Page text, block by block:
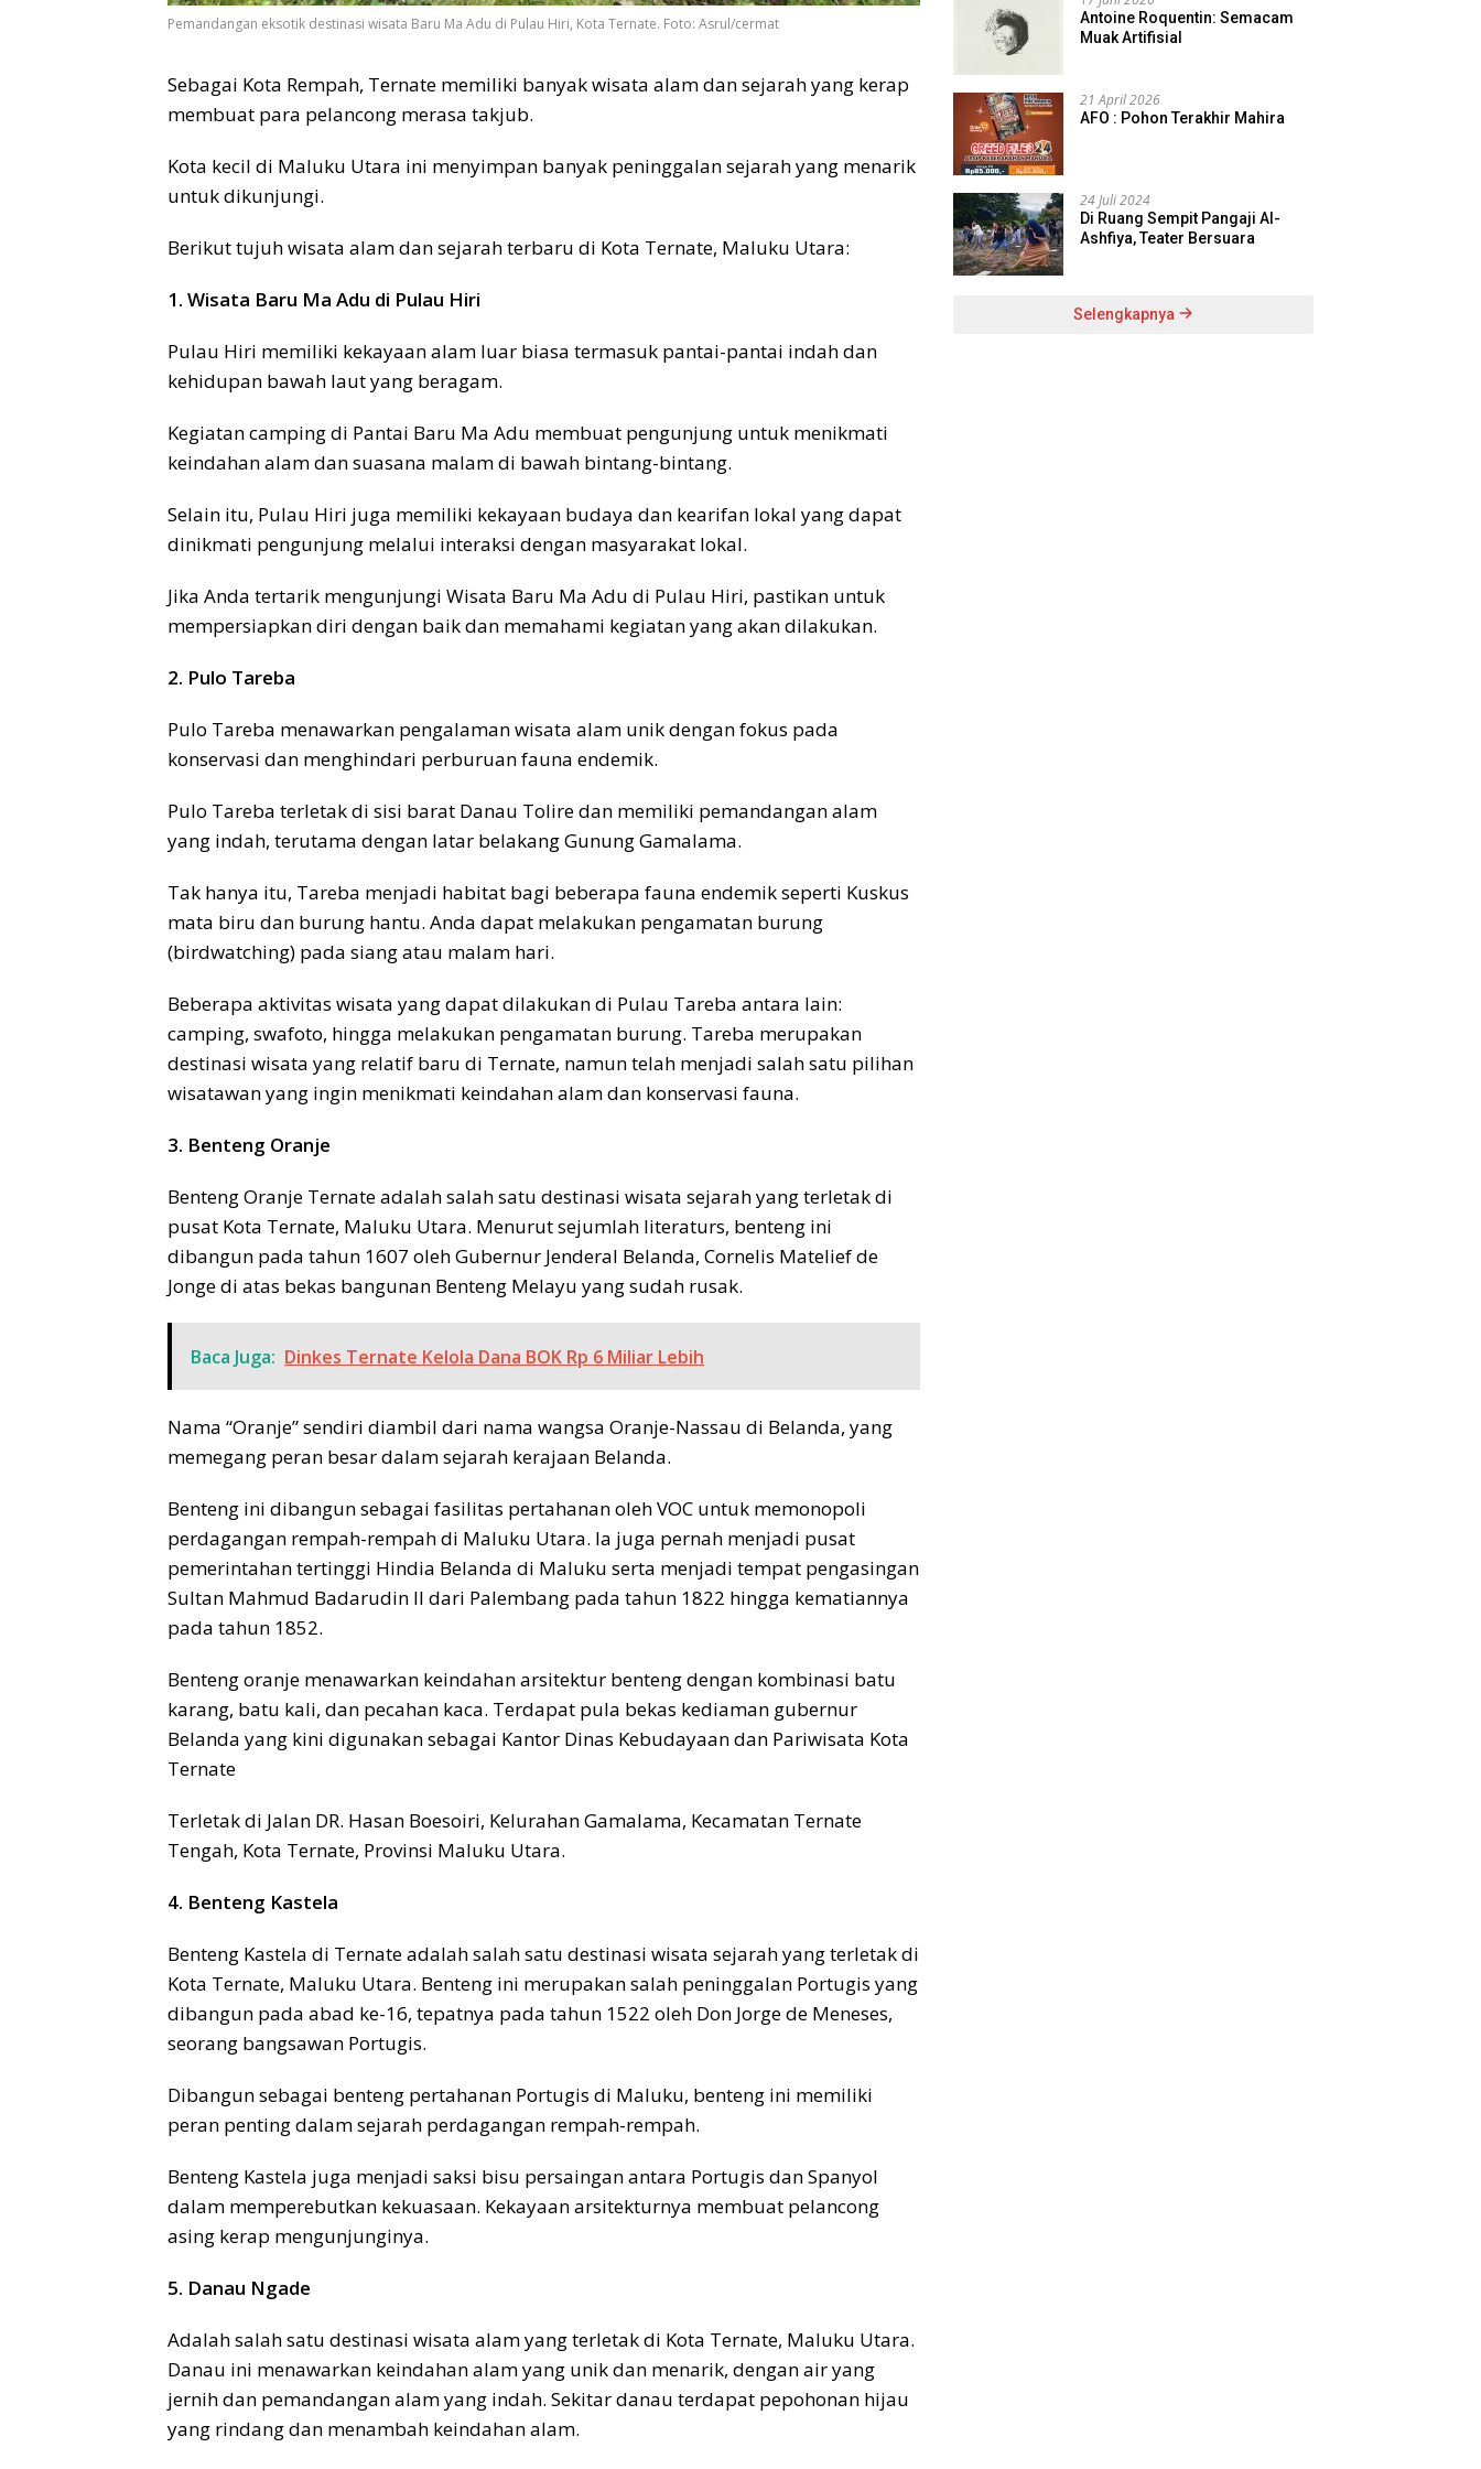
Pemandangan eksotik destinasi wisata Baru Ma Adu di Pulau Hiri, Kota Ternate. Foto: Asrul/cermat
Sebagai Kota Rempah, Ternate memiliki banyak wisata alam dan sejarah yang kerap
membuat para pelancong merasa takjub.
Kota kecil di Maluku Utara ini menyimpan banyak peninggalan sejarah yang menarik
untuk dikunjungi.
Berikut tujuh wisata alam dan sejarah terbaru di Kota Ternate, Maluku Utara:
1. Wisata Baru Ma Adu di Pulau Hiri
Pulau Hiri memiliki kekayaan alam luar biasa termasuk pantai-pantai indah dan
kehidupan bawah laut yang beragam.
Kegiatan camping di Pantai Baru Ma Adu membuat pengunjung untuk menikmati
keindahan alam dan suasana malam di bawah bintang-bintang.
Selain itu, Pulau Hiri juga memiliki kekayaan budaya dan kearifan lokal yang dapat
dinikmati pengunjung melalui interaksi dengan masyarakat lokal.
Jika Anda tertarik mengunjungi Wisata Baru Ma Adu di Pulau Hiri, pastikan untuk
mempersiapkan diri dengan baik dan memahami kegiatan yang akan dilakukan.
2. Pulo Tareba
Pulo Tareba menawarkan pengalaman wisata alam unik dengan fokus pada
konservasi dan menghindari perburuan fauna endemik.
Pulo Tareba terletak di sisi barat Danau Tolire dan memiliki pemandangan alam
yang indah, terutama dengan latar belakang Gunung Gamalama.
Tak hanya itu, Tareba menjadi habitat bagi beberapa fauna endemik seperti Kuskus
mata biru dan burung hantu. Anda dapat melakukan pengamatan burung
(birdwatching) pada siang atau malam hari.
Beberapa aktivitas wisata yang dapat dilakukan di Pulau Tareba antara lain:
camping, swafoto, hingga melakukan pengamatan burung. Tareba merupakan
destinasi wisata yang relatif baru di Ternate, namun telah menjadi salah satu pilihan
wisatawan yang ingin menikmati keindahan alam dan konservasi fauna.
3. Benteng Oranje
Benteng Oranje Ternate adalah salah satu destinasi wisata sejarah yang terletak di
pusat Kota Ternate, Maluku Utara. Menurut sejumlah literaturs, benteng ini
dibangun pada tahun 1607 oleh Gubernur Jenderal Belanda, Cornelis Matelief de
Jonge di atas bekas bangunan Benteng Melayu yang sudah rusak.
Baca Juga: Dinkes Ternate Kelola Dana BOK Rp 6 Miliar Lebih
Nama “Oranje” sendiri diambil dari nama wangsa Oranje-Nassau di Belanda, yang
memegang peran besar dalam sejarah kerajaan Belanda.
Benteng ini dibangun sebagai fasilitas pertahanan oleh VOC untuk memonopoli
perdagangan rempah-rempah di Maluku Utara. Ia juga pernah menjadi pusat
pemerintahan tertinggi Hindia Belanda di Maluku serta menjadi tempat pengasingan
Sultan Mahmud Badarudin II dari Palembang pada tahun 1822 hingga kematiannya
pada tahun 1852.
Benteng oranje menawarkan keindahan arsitektur benteng dengan kombinasi batu
karang, batu kali, dan pecahan kaca. Terdapat pula bekas kediaman gubernur
Belanda yang kini digunakan sebagai Kantor Dinas Kebudayaan dan Pariwisata Kota
Ternate
Terletak di Jalan DR. Hasan Boesoiri, Kelurahan Gamalama, Kecamatan Ternate
Tengah, Kota Ternate, Provinsi Maluku Utara.
4. Benteng Kastela
Benteng Kastela di Ternate adalah salah satu destinasi wisata sejarah yang terletak di
Kota Ternate, Maluku Utara. Benteng ini merupakan salah peninggalan Portugis yang
dibangun pada abad ke-16, tepatnya pada tahun 1522 oleh Don Jorge de Meneses,
seorang bangsawan Portugis.
Dibangun sebagai benteng pertahanan Portugis di Maluku, benteng ini memiliki
peran penting dalam sejarah perdagangan rempah-rempah.
Benteng Kastela juga menjadi saksi bisu persaingan antara Portugis dan Spanyol
dalam memperebutkan kekuasaan. Kekayaan arsitekturnya membuat pelancong
asing kerap mengunjunginya.
5. Danau Ngade
Adalah salah satu destinasi wisata alam yang terletak di Kota Ternate, Maluku Utara.
Danau ini menawarkan keindahan alam yang unik dan menarik, dengan air yang
jernih dan pemandangan alam yang indah. Sekitar danau terdapat pepohonan hijau
yang rindang dan menambah keindahan alam.
Antoine Roquentin: Semacam
Muak Artifisial
21 April 2026
AFO : Pohon Terakhir Mahira
24 Juli 2024
Di Ruang Sempit Pangaji Al-
Ashfiya, Teater Bersuara
Selengkapnya